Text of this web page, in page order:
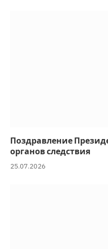
Поздравление
органов следствия
25.07.2026